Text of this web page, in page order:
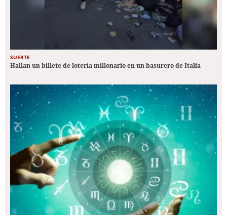
SUERTE
Hallan un billete de lotería millonario en un basurero de Italia